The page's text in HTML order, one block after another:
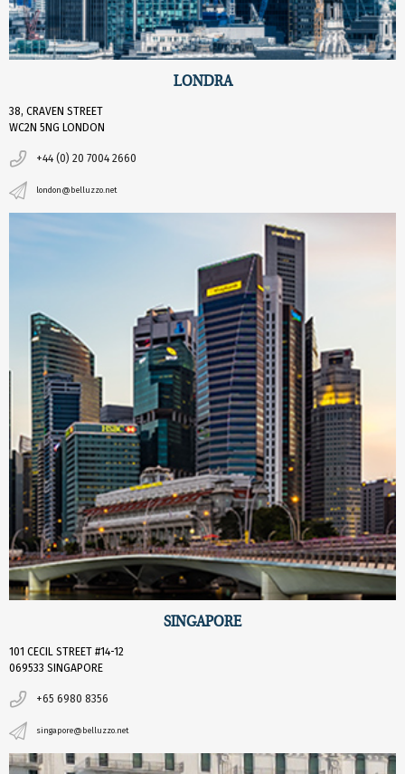
LONDRA
38, CRAVEN STREET
WC2N 5NG LONDON
+44 (0) 20 7004 2660
london@belluzzo.net
SINGAPORE
101 CECIL STREET #14-12
069533 SINGAPORE
+65 6980 8356
singapore@belluzzo.net